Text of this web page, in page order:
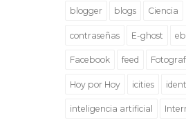
blogger blogs Ciencia
contraseñas E-ghost
Facebook feed
Hoy por Hoy icities
inteligencia artificial